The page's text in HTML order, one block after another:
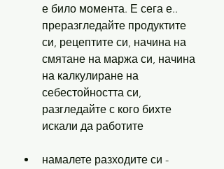
е било момента. Е сега е..
преразгледайте продуктите
си, рецептите си, начина на
смятане на маржа си, начина
на калкулиране на
себестойността си,
разгледайте с кого бихте
искали да работите
намалете разходите си -